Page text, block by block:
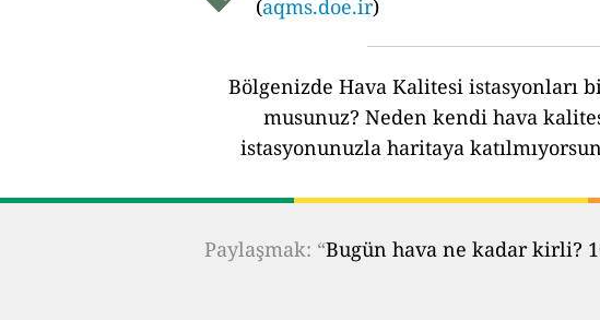
(aqms.doe.ir)
Bölgenizde Hava Kalitesi istasyonları
musunuz? Neden kendi hava
istasyonunuzla haritaya
Paylaşmak: “Bugün hava ne kadar kirli?